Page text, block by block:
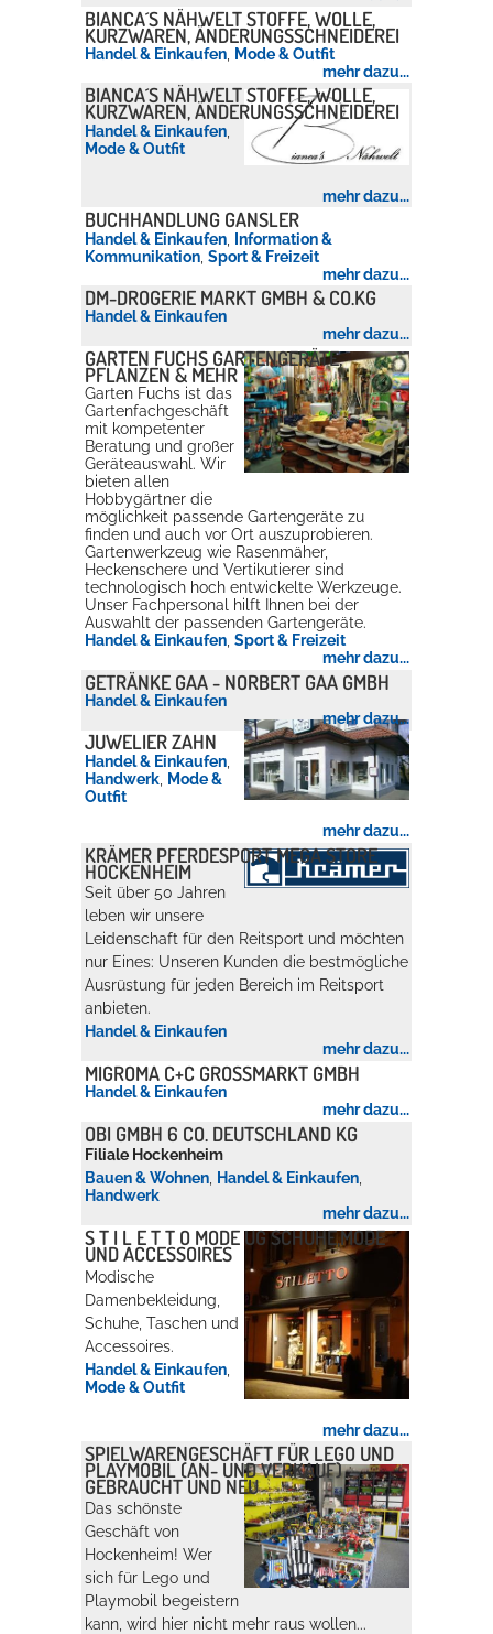
Erleben in Hockenheim
Spaß unter prickelnden Wasserfällen, das rauschende Meer im
Wellenbecken oder doch lieber die pure Entspannung auf der
Sprudelliege im Solebecken?
BIANCA´S NÄHWELT STOFFE, WOLLE,
KURZWAREN, ÄNDERUNGSSCHNEIDEREI
Handel & Einkaufen,
Mode & Outfit
mehr dazu...
BIANCA´S NÄHWELT STOFFE, WOLLE,
KURZWAREN, ÄNDERUNGSSCHNEIDEREI
Handel & Einkaufen,
Mode & Outfit
mehr dazu...
BUCHHANDLUNG GANSLER
Handel & Einkaufen,
Information &
Kommunikation, Sport & Freizeit
mehr dazu...
DM-DROGERIE MARKT GMBH & CO.KG
Handel & Einkaufen
mehr dazu...
GARTEN FUCHS GARTENGERÄTE,
PFLANZEN & MEHR
Garten Fuchs ist das
Gartenfachgeschäft
mit kompetenter
Beratung und großer
Geräteauswahl. Wir
bieten allen
Hobbygärtner die
möglichkeit passende Gartengeräte zu
finden und auch vor Ort auszuprobieren.
Gartenwerkzeug wie Rasenmäher,
Heckenschere und Vertikutierer sind
technologisch hoch entwickelte Werkzeuge.
Unser Fachpersonal hilft Ihnen bei der
Auswahlt der passenden Gartengeräte.
Handel & Einkaufen, Sport & Freizeit
mehr dazu...
GETRÄNKE GAA - NORBERT GAA GMBH
Handel & Einkaufen
mehr dazu...
JUWELIER ZAHN
Handel & Einkaufen,
Handwerk,
Mode &
Outfit
mehr dazu...
KRÄMER PFERDESPORT MEGA STORE
HOCKENHEIM
Seit über 50 Jahren
leben wir unsere
Leidenschaft für den Reitsport und möchten
nur Eines: Unseren Kunden die bestmögliche
Ausrüstung für jeden Bereich im Reitsport
anbieten.
Handel & Einkaufen
mehr dazu...
MIGROMA C+C GROSSMARKT GMBH
Handel & Einkaufen
mehr dazu...
OBI GMBH 6 CO. DEUTSCHLAND KG
Filiale Hockenheim
Bauen & Wohnen, Handel & Einkaufen,
Handwerk
mehr dazu...
S T I L E T T O MODE UG SCHUHE,MODE
UND ACCESSOIRES
Modische
Damenbekleidung,
Schuhe, Taschen und
Accessoires.
Handel & Einkaufen,
Mode & Outfit
mehr dazu...
SPIELWARENGESCHÄFT FÜR LEGO UND
PLAYMOBIL (AN- UND VERKAUF)
GEBRAUCHT UND NEU
Das schönste
Geschäft von
Hockenheim! Wer
sich für Lego und
Playmobil begeistern
kann, wird hier nicht mehr raus wollen...